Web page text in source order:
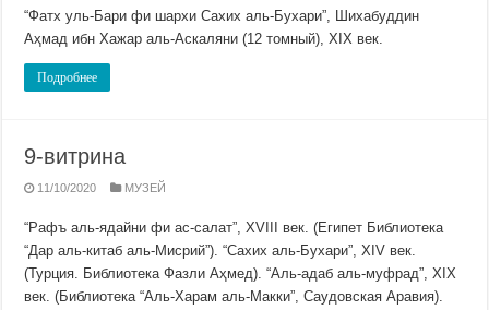
“Фатх уль-Бари фи шархи Сахих аль-Бухари”, Шихабуддин
Аҳмад ибн Хажар аль-Аскаляни (12 томный), ХIХ век.
Подробнее
9-витрина
11/10/2020 МУЗЕЙ
“Рафъ аль-ядайни фи ас-салат”, ХVIII век. (Египет Библиотека
“Дар аль-китаб аль-Мисрий”). “Сахих аль-Бухари”, XIV век.
(Турция. Библиотека Фазли Аҳмед). “Аль-адаб аль-муфрад”, ХIХ
век. (Библиотека “Аль-Харам аль-Макки”, Саудовская Аравия).